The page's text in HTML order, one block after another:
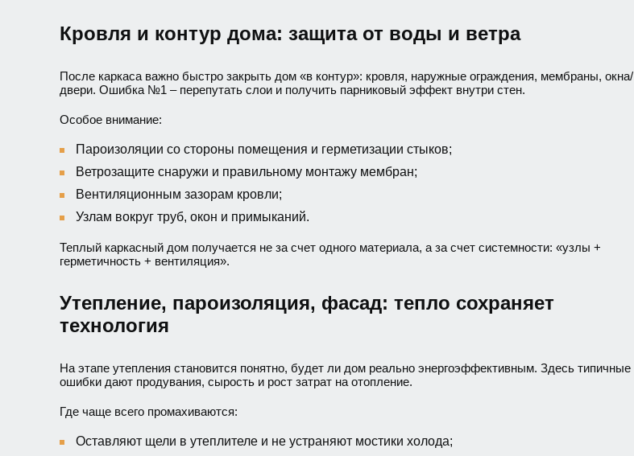
Кровля и контур дома: защита от воды и ветра
После каркаса важно быстро закрыть дом «в контур»: кровля, наружные ограждения, мембраны, окна/
двери. Ошибка №1 – перепутать слои и получить парниковый эффект внутри стен.
Особое внимание:
Пароизоляции со стороны помещения и герметизации стыков;
Ветрозащите снаружи и правильному монтажу мембран;
Вентиляционным зазорам кровли;
Узлам вокруг труб, окон и примыканий.
Теплый каркасный дом получается не за счет одного материала, а за счет системности: «узлы +
герметичность + вентиляция».
Утепление, пароизоляция, фасад: тепло сохраняет
технология
На этапе утепления становится понятно, будет ли дом реально энергоэффективным. Здесь типичные
ошибки дают продувания, сырость и рост затрат на отопление.
Где чаще всего промахиваются:
Оставляют щели в утеплителе и не устраняют мостики холода;